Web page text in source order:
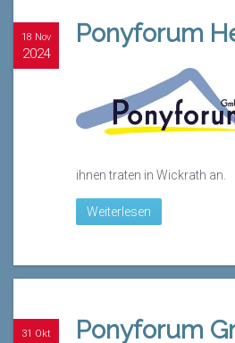
18 Nov
2024
Ponyforum
ihnen traten in Wickrath an.
Weiterlesen
31 Okt
Ponyforum